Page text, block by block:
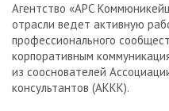
Агентство «АРС
отрасли ведет активную
профессионального
корпоративным
из сооснователей
консультантов (АККК).